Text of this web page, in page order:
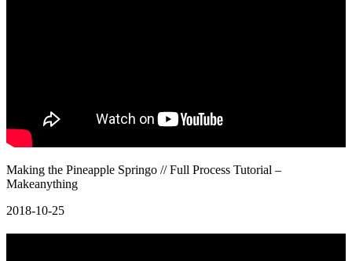
Making the Pineapple Springo // Full Process Tutorial –
Makeanything
2018-10-25